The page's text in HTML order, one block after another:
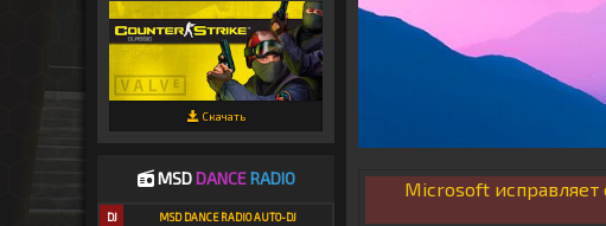
Скачать
MSDDANCE RADIO
DJ MSD DANCE RADIO AUTO-DJ
Microsoft исправляет